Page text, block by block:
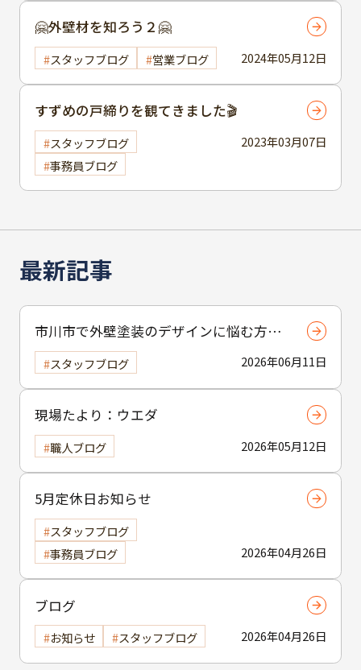
最新記事
市川市で外壁塗装のデザインに悩む方へ
｜ 色選びの失敗を防ぐポイント
2026年06月11日
スタッフブログ
現場たより：ウエダ
2026年05月12日
職人ブログ
5月定休日お知らせ
2026年04月26日
スタッフブログ
事務員ブログ
ブログ
2026年04月26日
お知らせ スタッフブログ
2024年05月12日
🤗外壁材を知ろう２🤗
スタッフブログ 営業ブログ
2023年03月07日
すずめの戸締りを観てきました🎬
スタッフブログ
事務員ブログ